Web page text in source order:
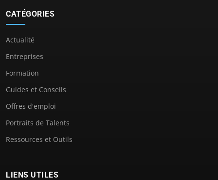
CATÉGORIES
Actualité
Entreprises
Formation
Guides et Conseils
Offres d'emploi
Portraits de Talents
Ressources et Outils
LIENS UTILES